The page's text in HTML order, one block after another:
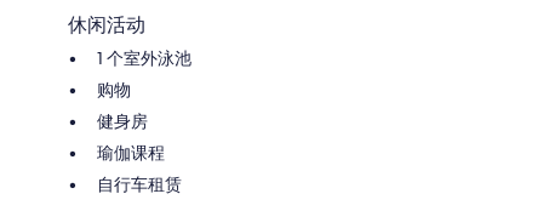
休闲活动
1 个室外泳池
购物
健身房
瑜伽课程
自行车租赁